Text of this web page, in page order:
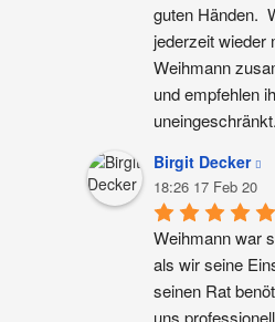
guten Händen.
jederzeit wieder
Weihmann
und empfehlen
uneingeschränkt.
Birgit Decker
18:26 17 Feb 20
Weihmann war
als wir seine
seinen Rat
uns